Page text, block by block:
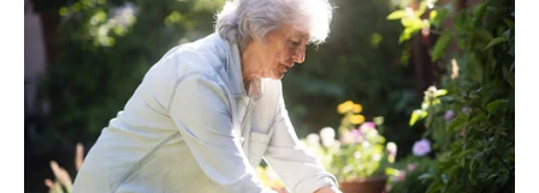
jedna prilika mogla bi imati veliki uticaj na budućnost.
Na ljubavnom planu partner će vas prijatno iznenaditi
pažnjom.
Djevica